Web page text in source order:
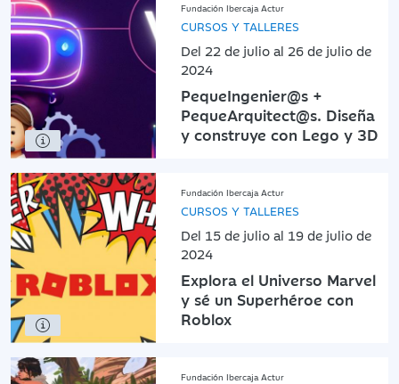
Fundación Ibercaja Actur
CURSOS Y TALLERES
Del 22 de julio al 26 de julio de
2024
PequeIngenier@s +
PequeArquitect@s. Diseña
y construye con Lego y 3D
Fundación Ibercaja Actur
CURSOS Y TALLERES
Del 15 de julio al 19 de julio de
2024
Explora el Universo Marvel
y sé un Superhéroe con
Roblox
Fundación Ibercaja Actur